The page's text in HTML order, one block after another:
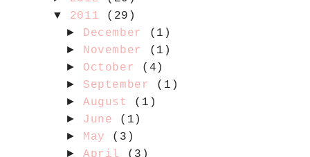
▼ 2011 (29)
► December (1)
► November (1)
► October (4)
► September (1)
► August (1)
► June (1)
► May (3)
► April (3)